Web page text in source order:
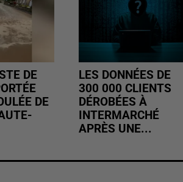
DE
DE
LES DONNÉES DE
300 000 CLIENTS
DÉROBÉES À
INTERMARCHÉ
APRÈS UNE...